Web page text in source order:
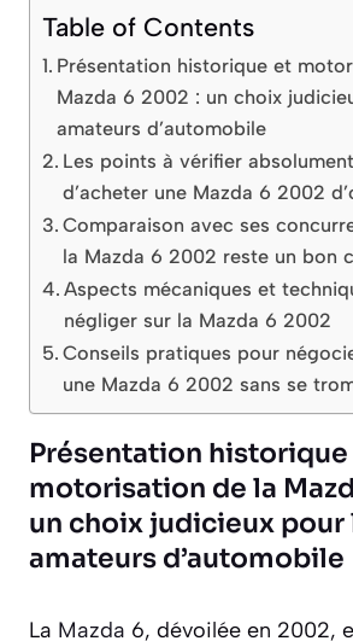
Table of Contents
Présentation historique et
Mazda 6 2002 : un choix
amateurs d’automobile
Les points à vérifier
d’acheter une Mazda 6 2002
Comparaison avec ses
la Mazda 6 2002 reste un bon
Aspects mécaniques et
négliger sur la Mazda 6 2002
Conseils pratiques pour
une Mazda 6 2002 sans se
Présentation
motorisation de la
un choix judicieux pour
amateurs d’automobile
La Mazda 6, dévoilée en 2002,